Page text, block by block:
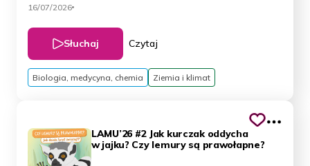
16/07/2026
Słuchaj Czytaj
Biologia, medycyna, chemia Ziemia i klimat
LAMU’26 #2 Jak kurczak oddycha
w jajku? Czy lemury są prawołapne?